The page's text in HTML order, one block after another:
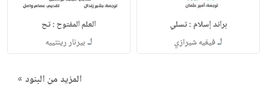
براند إسلام : تسلي
لـفيغيه شيرازي
العلم المفتوح : تح
لـ بيرنار رينتييه
المزيد من البنود »